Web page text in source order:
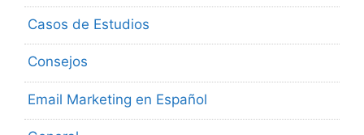
Casos de Estudios
Consejos
Email Marketing en Español